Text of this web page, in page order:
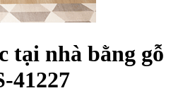
tại nhà bằng gỗ
41227